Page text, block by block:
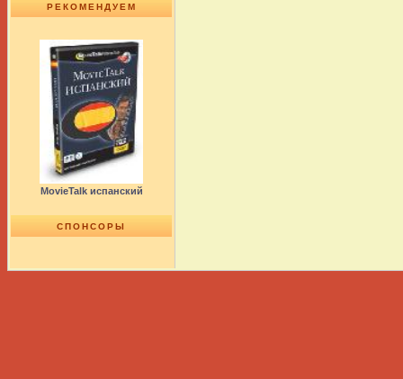
РЕКОМЕНДУЕМ
MovieTalk испанский
СПОНСОРЫ